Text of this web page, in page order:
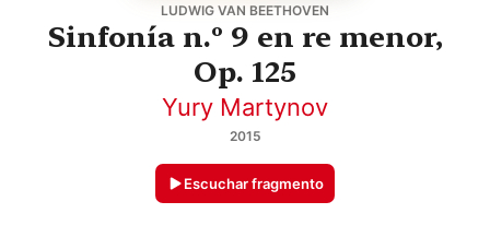
LUDWIG VAN BEETHOVEN
Sinfonía n.º 9 en re menor,
Op. 125
Yury Martynov
2015
Escuchar fragmento